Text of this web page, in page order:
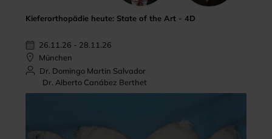
Kieferorthopädie heute: State of the Art - 4D
26.11.26 - 28.11.26
München
Dr. Domingo Martin Salvador
Dr. Alberto Canábez Berthet